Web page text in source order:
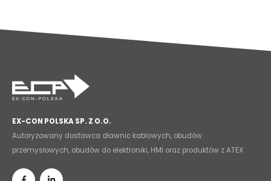
EX-CON POLSKA SP. Z O.O.
Autoryzowany dostawca dławnic kablowych, obudów
przemysłowych, obudów do elektroniki, HMI oraz produktów z ATEX